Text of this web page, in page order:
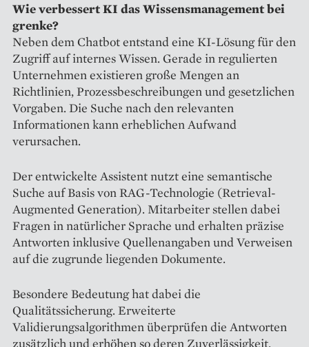
Wie verbessert KI das Wissensmanagement bei
grenke?
Neben dem Chatbot entstand eine KI-Lösung für den
Zugriff auf internes Wissen. Gerade in regulierten
Unternehmen existieren große Mengen an
Richtlinien, Prozessbeschreibungen und gesetzlichen
Vorgaben. Die Suche nach den relevanten
Informationen kann erheblichen Aufwand
verursachen.
Der entwickelte Assistent nutzt eine semantische
Suche auf Basis von RAG-Technologie (Retrieval-
Augmented Generation). Mitarbeiter stellen dabei
Fragen in natürlicher Sprache und erhalten präzise
Antworten inklusive Quellenangaben und Verweisen
auf die zugrunde liegenden Dokumente.
Besondere Bedeutung hat dabei die
Qualitätssicherung. Erweiterte
Validierungsalgorithmen überprüfen die Antworten
zusätzlich und erhöhen so deren Zuverlässigkeit.